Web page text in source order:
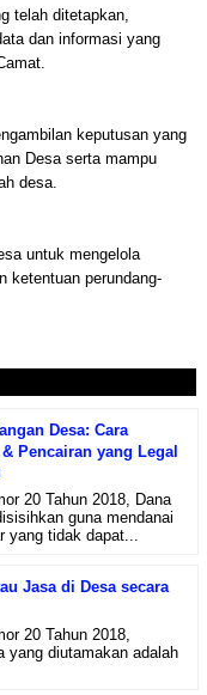
telah ditetapkan,
dan informasi yang
keputusan yang
Desa serta mampu
desa.
untuk mengelola
ketentuan perundang-
Desa: Cara
Pencairan yang Legal
20 Tahun 2018, Dana
guna mendanai
tidak dapat...
Jasa di Desa secara
20 Tahun 2018,
yang diutamakan adalah